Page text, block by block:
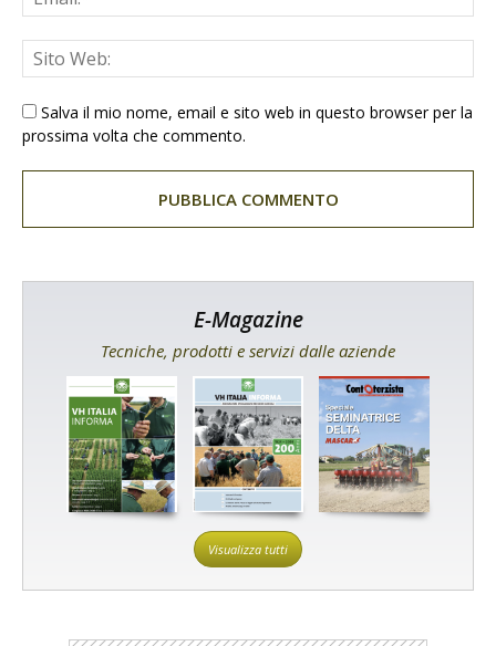
Salva il mio nome, email e sito web in questo browser per la
prossima volta che commento.
E-Magazine
Tecniche, prodotti e servizi dalle aziende
Visualizza tutti